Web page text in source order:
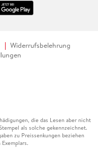
Widerrufsbelehrung
die das Lesen aber nicht
als solche gekennzeichnet.
zu Preissenkungen beziehen